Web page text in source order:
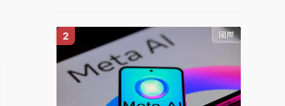
國際